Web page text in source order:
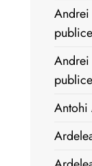
Andrei
publice
Andrei
publice
Antohi